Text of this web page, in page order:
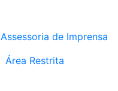
Assessoria de Imprensa
Área Restrita